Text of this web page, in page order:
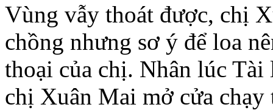
Vùng vẫy thoát được, chị
chồng nhưng sơ ý để loa
thoại của chị. Nhân lúc
chị Xuân Mai mở cửa chạy